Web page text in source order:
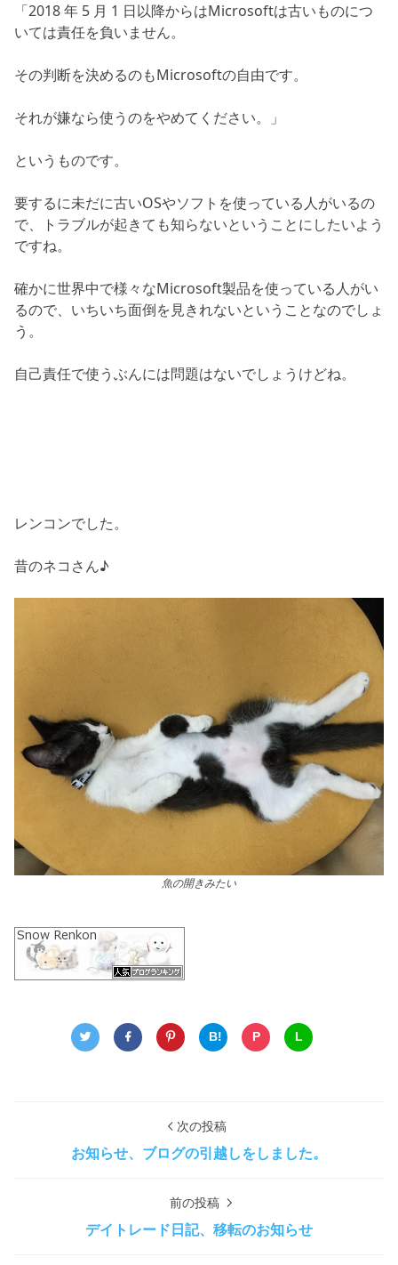
「2018 年 5 月 1 日以降からはMicrosoftは古いものにつ
いては責任を負いません。
その判断を決めるのもMicrosoftの自由です。
それが嫌なら使うのをやめてください。」
というものです。
要するに未だに古いOSやソフトを使っている人がいるの
で、トラブルが起きても知らないということにしたいよう
ですね。
確かに世界中で様々なMicrosoft製品を使っている人がい
るので、いちいち面倒を見きれないということなのでしょ
う。
自己責任で使うぶんには問題はないでしょうけどね。
レンコンでした。
昔のネコさん♪
魚の開きみたい
B! P L
次の投稿
お知らせ、ブログの引越しをしました。
前の投稿
デイトレード日記、移転のお知らせ